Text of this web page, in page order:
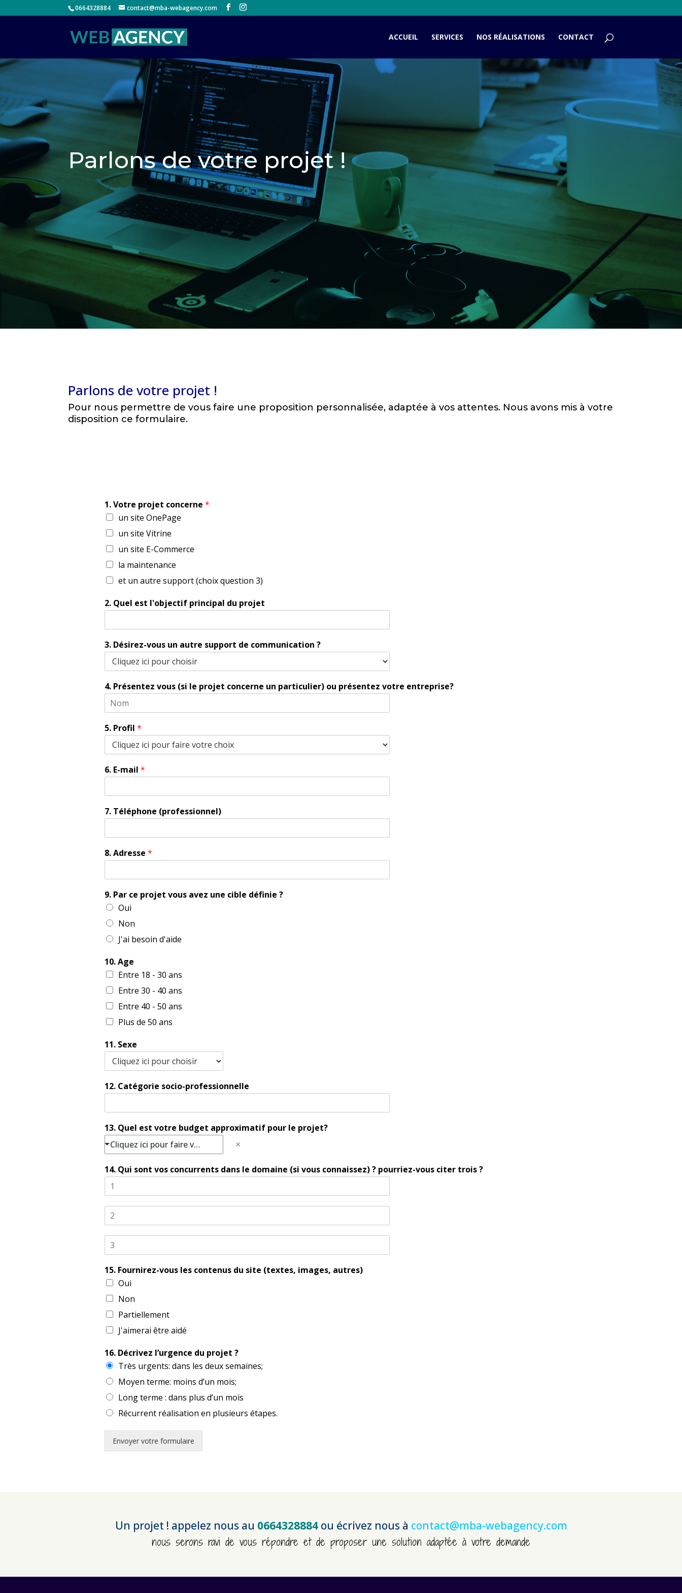
0664328884 contact@mba-webagency.com
ACCUEIL SERVICES NOS RÉALISATIONS CONTACT
Parlons de votre projet !
Parlons de votre projet !
Pour nous permettre de vous faire une proposition personnalisée, adaptée à vos attentes. Nous avons mis à votre
disposition ce formulaire.
1. Votre projet concerne *
un site OnePage
un site Vitrine
un site E-Commerce
la maintenance
et un autre support (choix question 3)
2. Quel est l'objectif principal du projet
3. Désirez-vous un autre support de communication ?
4. Présentez vous (si le projet concerne un particulier) ou présentez votre entreprise?
5. Profil *
6. E-mail *
7. Téléphone (professionnel)
8. Adresse *
9. Par ce projet vous avez une cible définie ?
Oui
Non
J'ai besoin d'aide
10. Age
Entre 18 - 30 ans
Entre 30 - 40 ans
Entre 40 - 50 ans
Plus de 50 ans
11. Sexe
12. Catégorie socio-professionnelle
13. Quel est votre budget approximatif pour le projet?
Cliquez ici pour faire votre choix
14. Qui sont vos concurrents dans le domaine (si vous connaissez) ? pourriez-vous citer trois ?
15. Fournirez-vous les contenus du site (textes, images, autres)
Oui
Non
Partiellement
J'aimerai être aidé
16. Décrivez l’urgence du projet ?
Très urgents: dans les deux semaines;
Moyen terme: moins d’un mois;
Long terme : dans plus d’un mois
Récurrent réalisation en plusieurs étapes.
Envoyer votre formulaire
Un projet ! appelez nous au 0664328884 ou écrivez nous à contact@mba-webagency.com
nous serons ravi de vous répondre et de proposer une solution adaptée à votre demande